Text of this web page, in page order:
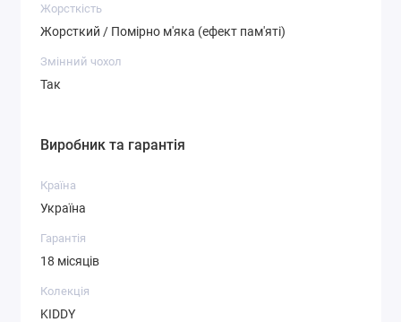
року.
Чому варто обрати Eurosleep?
комфорт. Усі моделі сертифіковані та мають офіційну
Жорсткість
Жорсткий / Помірно м'яка (ефект пам'яті)
Змінний чохол
Так
Виробник та гарантія
Країна
Україна
Гарантія
18 місяців
Колекція
KIDDY